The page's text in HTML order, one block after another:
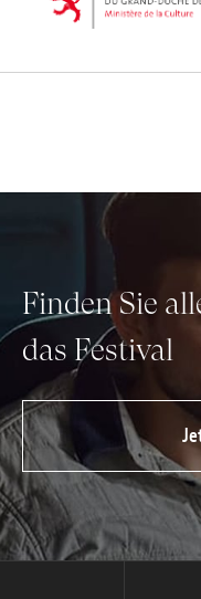
Finden Sie
das Festival